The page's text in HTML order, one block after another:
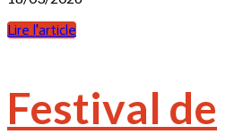
Lire l'article
Festival de